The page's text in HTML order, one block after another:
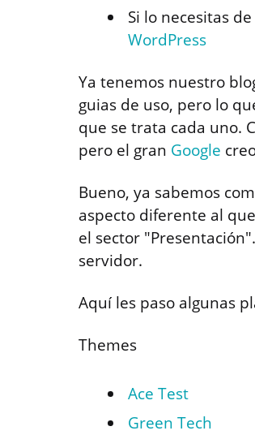
Si lo necesitas
WordPress
Ya tenemos nuestro
guias de uso, pero lo
que se trata cada uno.
pero el gran Google
Bueno, ya sabemos
aspecto diferente al
el sector
servidor.
Aquí les paso algunas
Themes
Ace Test
Green Tech